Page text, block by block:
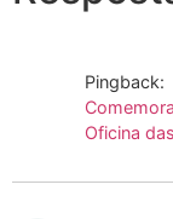
Pingback:
Oficina